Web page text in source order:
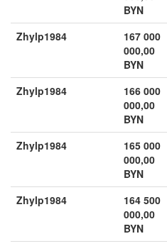
BYN
Zhylp1984
167 000
000,00
BYN
Zhylp1984
166 000
000,00
BYN
Zhylp1984
165 000
000,00
BYN
Zhylp1984
164 500
000,00
BYN